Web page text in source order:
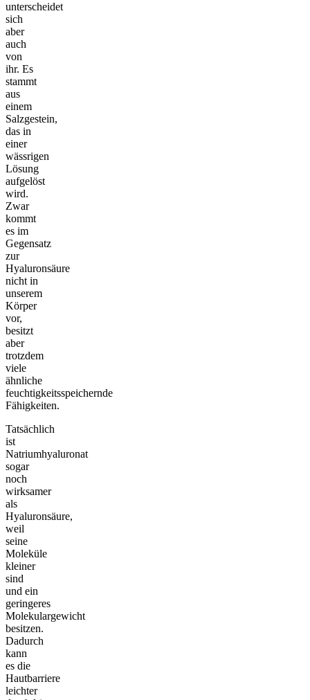
unterscheidet
sich
aber
auch
von
ihr. Es
stammt
aus
einem
Salzgestein,
das in
einer
wässrigen
Lösung
aufgelöst
wird.
Zwar
kommt
es im
Gegensatz
zur
Hyaluronsäure
nicht in
unserem
Körper
vor,
besitzt
aber
trotzdem
viele
ähnliche
feuchtigkeitsspeichernde
Fähigkeiten.
Tatsächlich
ist
Natriumhyaluronat
sogar
noch
wirksamer
als
Hyaluronsäure,
weil
seine
Moleküle
kleiner
sind
und ein
geringeres
Molekulargewicht
besitzen.
Dadurch
kann
es die
Hautbarriere
leichter